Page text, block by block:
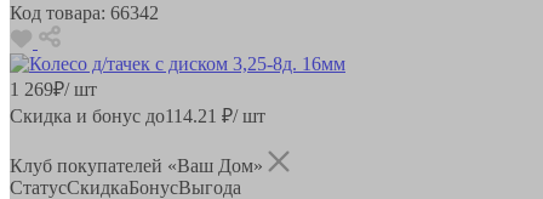
Код товара: 66342
1 269₽/ шт
Скидка и бонус до114.21 ₽/ шт
Клуб покупателей «Ваш Дом»
СтатусСкидкаБонусВыгода